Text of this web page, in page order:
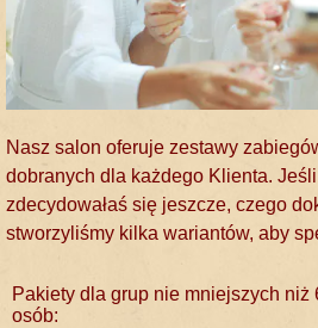
Nasz salon oferuje zestawy
dobranych dla każdego Klienta.
zdecydowałaś się jeszcze, czego
stworzyliśmy kilka wariantów, aby
Pakiety dla grup nie mniejszych niż
osób: